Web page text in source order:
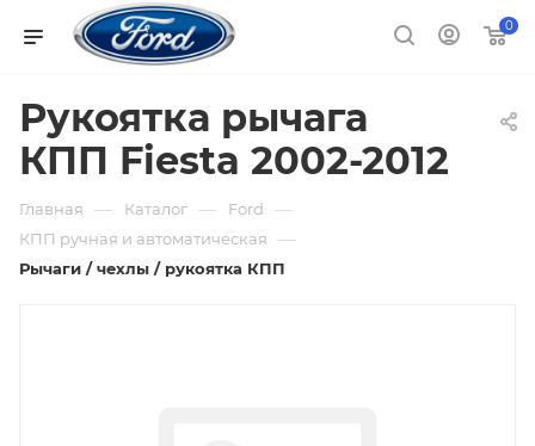
0
Рукоятка рычага
КПП Fiesta 2002-2012
Главная — Каталог — Ford —
КПП ручная и автоматическая —
Рычаги / чехлы / рукоятка КПП